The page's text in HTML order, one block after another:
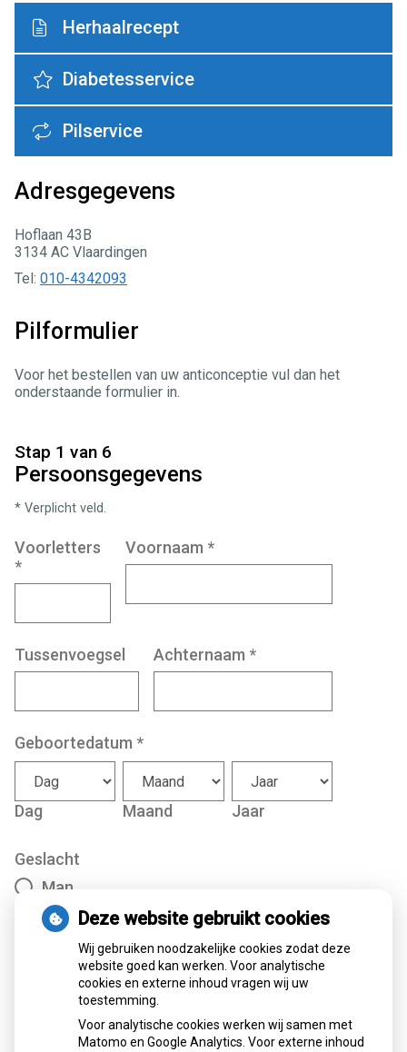
Pilformulier
Voor het bestellen van uw anticonceptie vul dan het
onderstaande formulier in.
Stap 1 van 6
Persoonsgegevens
* Verplicht veld.
Voorletters
*
Voornaam *
Tussenvoegsel Achternaam *
Geboortedatum *
Dag Maand Jaar
Geslacht
Man
Vrouw
Anders
Volgende
Herhaalrecept
Diabetesservice
Pilservice
Adresgegevens
Hoflaan 43B
3134 AC Vlaardingen
Tel: 010-4342093
Deze website gebruikt cookies
Wij gebruiken noodzakelijke cookies zodat deze
website goed kan werken. Voor analytische
cookies en externe inhoud vragen wij uw
toestemming.
Voor analytische cookies werken wij samen met
Matomo en Google Analytics. Voor externe inhoud